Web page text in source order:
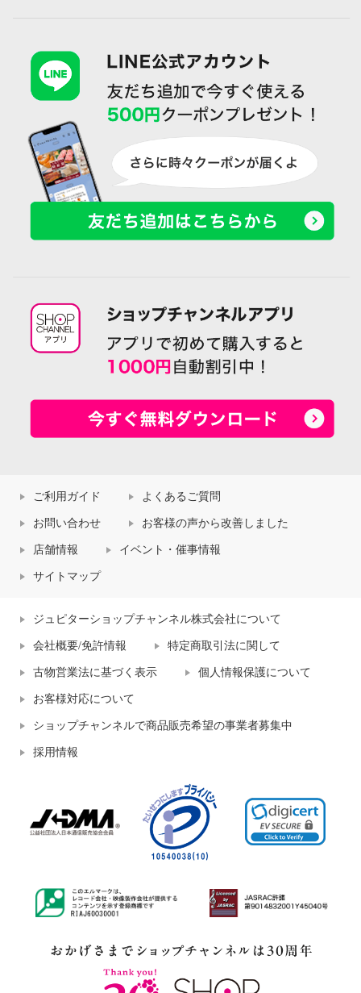
ご利用ガイド よくあるご質問
お問い合わせ お客様の声から改善しました
店舗情報 イベント・催事情報
サイトマップ
ジュピターショップチャンネル株式会社について
会社概要/免許情報 特定商取引法に関して
古物営業法に基づく表示 個人情報保護について
お客様対応について
ショップチャンネルで商品販売希望の事業者募集中
採用情報